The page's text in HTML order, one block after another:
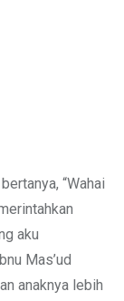
bertanya, “Wahai
aku
Mas’ud
anaknya lebih